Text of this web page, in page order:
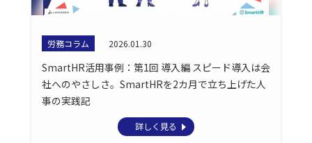
労務コラム 2026.01.30
SmartHR活用事例：第1回 導入編 スピード導入は会
社へのやさしさ。SmartHRを2カ月で立ち上げた人
事の実践記
詳しく見る